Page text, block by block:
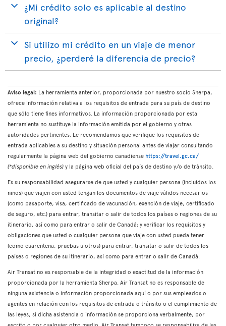
¿Mi crédito solo es aplicable al destino
original?
Si utilizo mi crédito en un viaje de menor
precio, ¿perderé la diferencia de precio?
Aviso legal: La herramienta anterior, proporcionada por nuestro socio Sherpa,
ofrece información relativa a los requisitos de entrada para su país de destino
que sólo tiene fines informativos. La información proporcionada por esta
herramienta no sustituye la información emitida por el gobierno y otras
autoridades pertinentes. Le recomendamos que verifique los requisitos de
entrada aplicables a su destino y situación personal antes de viajar consultando
regularmente la página web del gobierno canadiense https://travel.gc.ca/
(*disponible en inglés) y la página web oficial del país de destino y/o de tránsito.
Es su responsabilidad asegurarse de que usted y cualquier persona (incluidos los
niños) que viajen con usted tengan los documentos de viaje válidos necesarios
(como pasaporte, visa, certificado de vacunación, exención de viaje, certificado
de seguro, etc.) para entrar, transitar o salir de todos los países o regiones de su
itinerario, así como para entrar o salir de Canadá; y verificar los requisitos y
obligaciones que usted o cualquier persona que viaje con usted pueda tener
(como cuarentena, pruebas u otros) para entrar, transitar o salir de todos los
países o regiones de su itinerario, así como para entrar o salir de Canadá.
Air Transat no es responsable de la integridad o exactitud de la información
proporcionada por la herramienta Sherpa. Air Transat no es responsable de
ninguna asistencia o información proporcionada aquí o por sus empleados o
agentes en relación con los requisitos de entrada o tránsito o el cumplimiento de
las leyes, si dicha asistencia o información se proporciona verbalmente, por